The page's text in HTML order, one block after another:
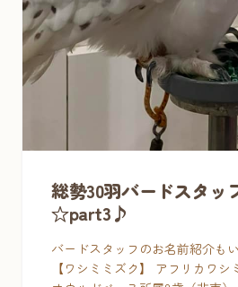
総勢30羽バードスタッ
☆part3♪
バードスタッフのお名前紹介も
【ワシミミズク】 アフリカワ